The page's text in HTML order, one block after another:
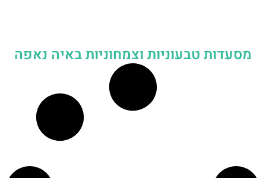
מסעדות טבעוניות וצמחוניות באיה נאפה